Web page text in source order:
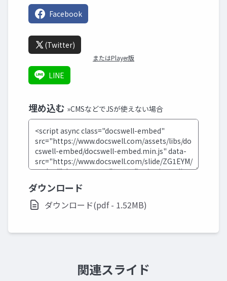
Facebook
(Twitter)
またはPlayer版
LINE
埋め込む »CMSなどでJSが使えない場合
ダウンロード
ダウンロード(pdf - 1.52MB)
関連スライド